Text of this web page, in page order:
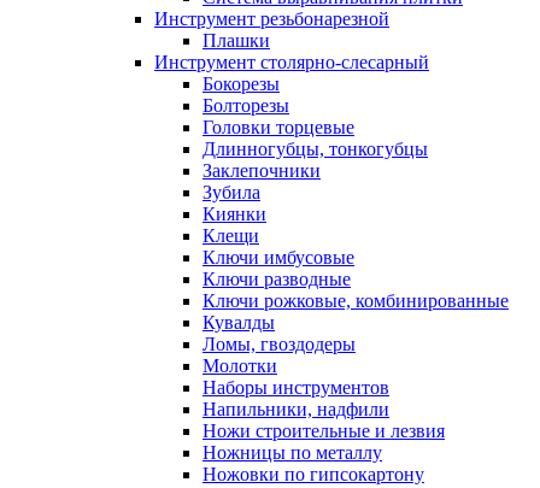
Инструмент резьбонарезной
Плашки
Инструмент столярно-слесарный
Бокорезы
Болторезы
Головки торцевые
Длинногубцы, тонкогубцы
Заклепочники
Зубила
Киянки
Клещи
Ключи имбусовые
Ключи разводные
Ключи рожковые, комбинированные
Кувалды
Ломы, гвоздодеры
Молотки
Наборы инструментов
Напильники, надфили
Ножи строительные и лезвия
Ножницы по металлу
Ножовки по гипсокартону